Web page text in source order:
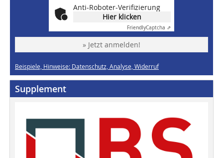
Anti-Roboter-Verifizierung
Hier klicken
FriendlyCaptcha ⇗
» Jetzt anmelden!
Beispiele, Hinweise: Datenschutz, Analyse, Widerruf
Supplement